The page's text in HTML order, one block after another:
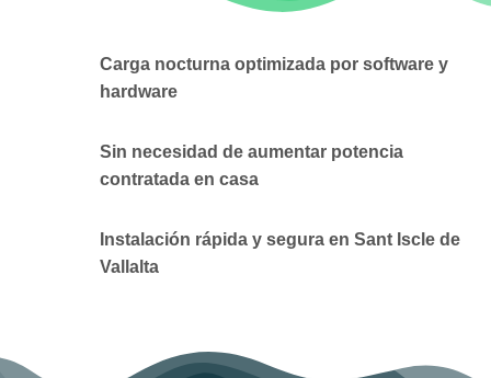
Carga nocturna optimizada por software y
hardware
Sin necesidad de aumentar potencia
contratada en casa
Instalación rápida y segura en Sant Iscle de
Vallalta